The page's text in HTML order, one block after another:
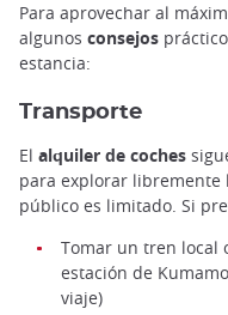
Para aprovechar al
algunos consejos
estancia:
Transporte
El alquiler de coches
para explorar libremente
público es limitado. Si
Tomar un tren local
estación de
viaje)